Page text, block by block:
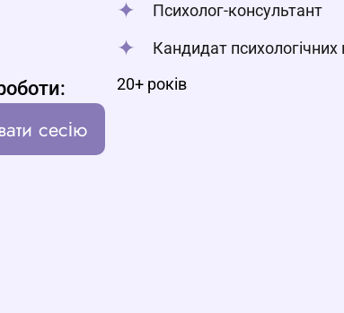
Психолог-консультант
Кандидат психологічних
20+ років
сесію